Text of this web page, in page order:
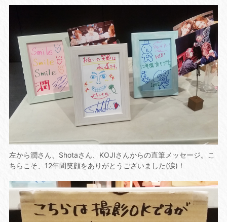
左から潤さん、Shotaさん、KOJIさんからの直筆メッセージ。こ
ちらこそ、12年間笑顔をありがとうございました(涙)！